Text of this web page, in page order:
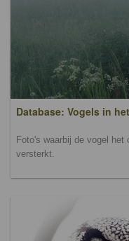
Database: Vogels in
Foto's waarbij de vogel
versterkt.